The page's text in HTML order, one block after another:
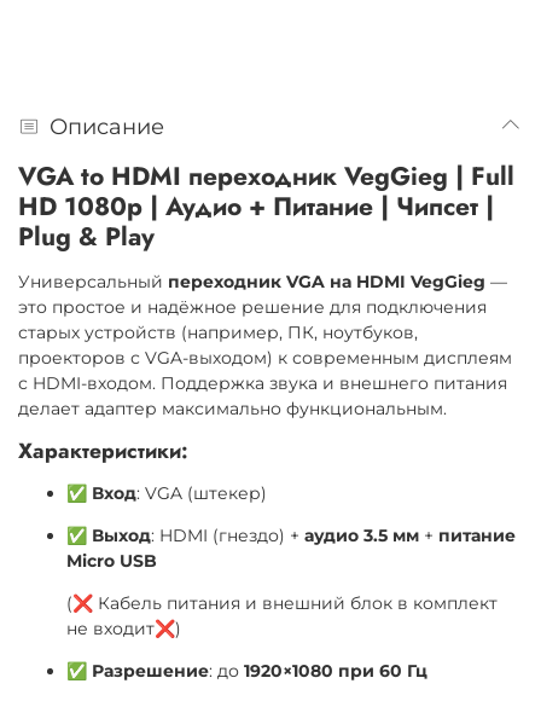
Описание
VGA to HDMI переходник VegGieg | Full
HD 1080p | Аудио + Питание | Чипсет |
Plug & Play
Универсальный переходник VGA на HDMI VegGieg —
это простое и надёжное решение для подключения
старых устройств (например, ПК, ноутбуков,
проекторов с VGA-выходом) к современным дисплеям
с HDMI-входом. Поддержка звука и внешнего питания
делает адаптер максимально функциональным.
Характеристики:
✅ Вход: VGA (штекер)
✅ Выход: HDMI (гнездо) + аудио 3.5 мм + питание
Micro USB
(❌ Кабель питания и внешний блок в комплект
не входит❌)
✅ Разрешение: до 1920×1080 при 60 Гц